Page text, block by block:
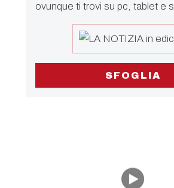
ovunque ti trovi su pc, tablet e
SFOGLIA